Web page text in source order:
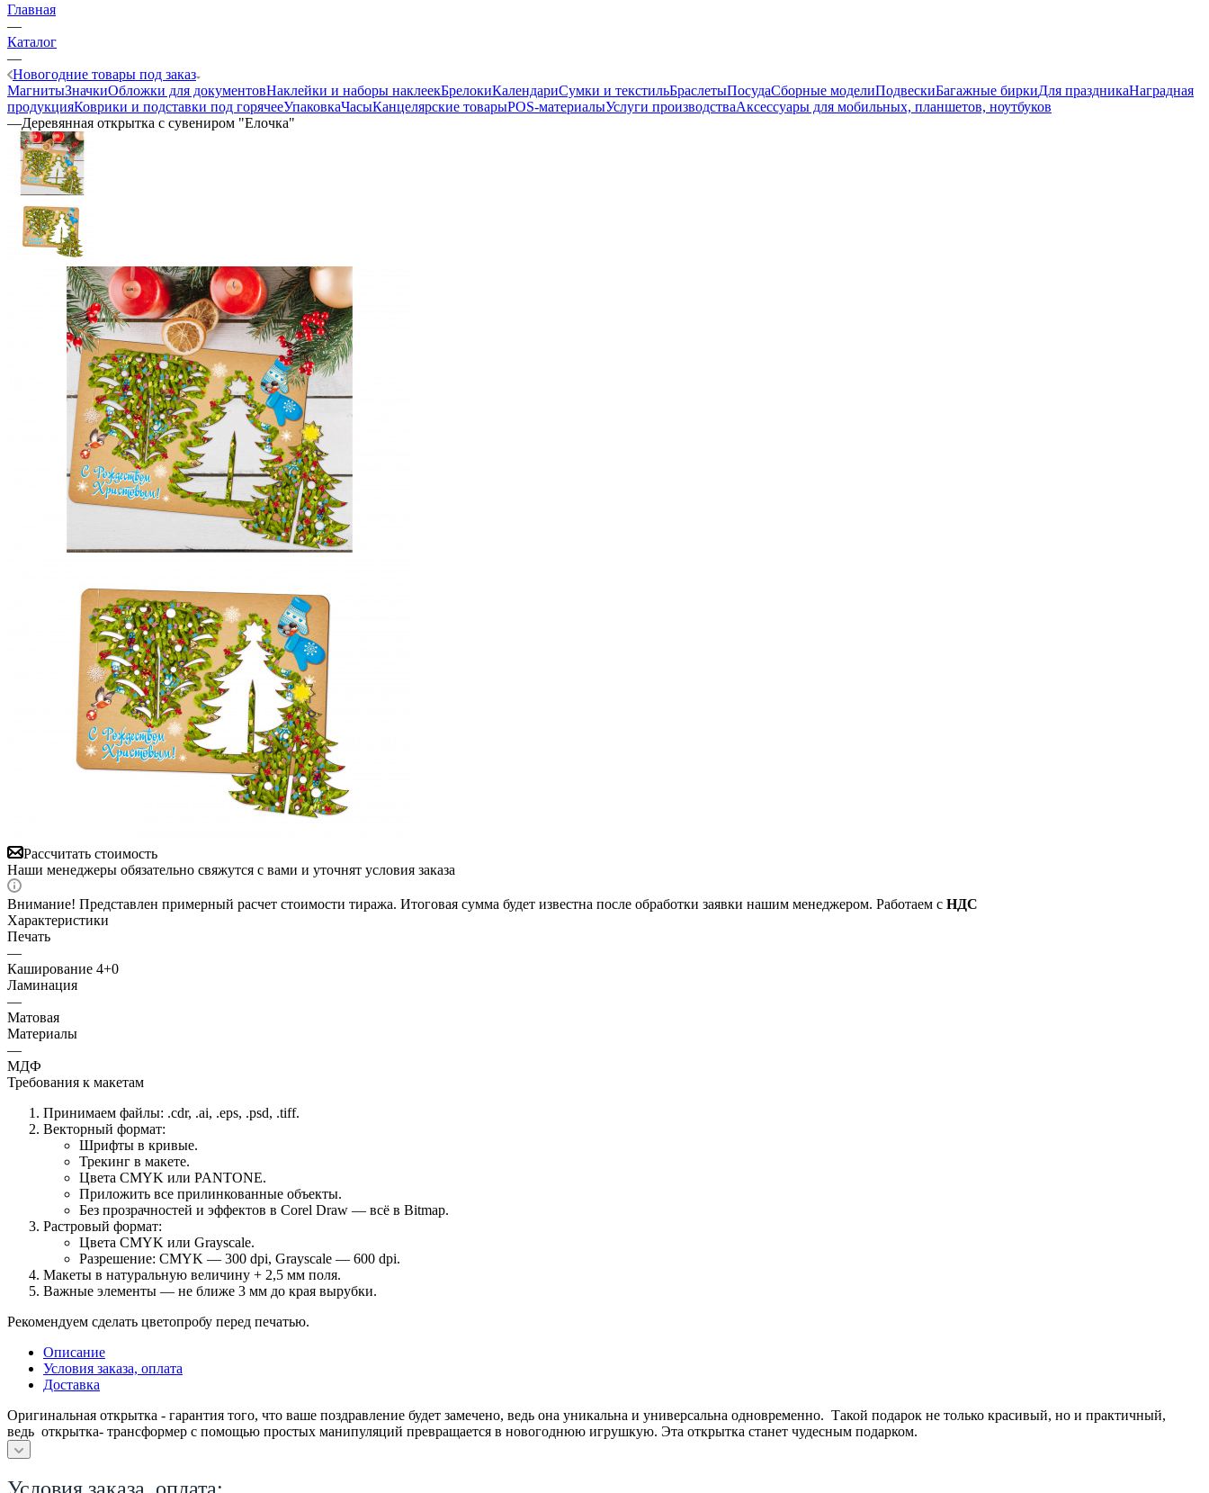
Главная
—
Каталог
—
Новогодние товары под заказ
МагнитыЗначкиОбложки для документовНаклейки и наборы наклеекБрелокиКалендариСумки и текстильБраслетыПосудаСборные моделиПодвескиБагажные биркиДля праздникаНаградная
продукцияКоврики и подставки под горячееУпаковкаЧасыКанцелярские товарыPOS-материалыУслуги производстваАксессуары для мобильных, планшетов, ноутбуков
—Деревянная открытка с сувениром "Елочка"
Рассчитать стоимость
Наши менеджеры обязательно свяжутся с вами и уточнят условия заказа
Внимание! Представлен примерный расчет стоимости тиража. Итоговая сумма будет известна после обработки заявки нашим менеджером. Работаем с НДС
Характеристики
Печать
—
Каширование 4+0
Ламинация
—
Матовая
Материалы
—
МДФ
Требования к макетам
Принимаем файлы: .cdr, .ai, .eps, .psd, .tiff.
Векторный формат:
Шрифты в кривые.
Трекинг в макете.
Цвета CMYK или PANTONE.
Приложить все прилинкованные объекты.
Без прозрачностей и эффектов в Corel Draw — всё в Bitmap.
Растровый формат:
Цвета CMYK или Grayscale.
Разрешение: CMYK — 300 dpi, Grayscale — 600 dpi.
Макеты в натуральную величину + 2,5 мм поля.
Важные элементы — не ближе 3 мм до края вырубки.
Рекомендуем сделать цветопробу перед печатью.
Описание
Условия заказа, оплата
Доставка
Оригинальная открытка - гарантия того, что ваше поздравление будет замечено, ведь она уникальна и универсальна одновременно. Такой подарок не только красивый, но и практичный,
ведь открытка- трансформер с помощью простых манипуляций превращается в новогоднюю игрушкую. Эта открытка станет чудесным подарком.
Условия заказа, оплата: